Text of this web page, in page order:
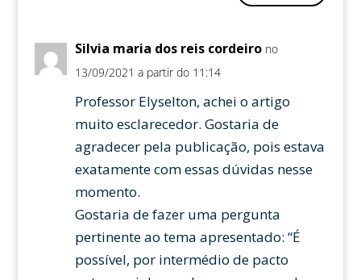
Silvia maria dos reis cordeiro no
13/09/2021 a partir do 11:14
Professor Elyselton, achei o artigo
muito esclarecedor. Gostaria de
agradecer pela publicação, pois estava
exatamente com essas dúvidas nesse
momento.
Gostaria de fazer uma pergunta
pertinente ao tema apresentado: “É
possível, por intermédio de pacto